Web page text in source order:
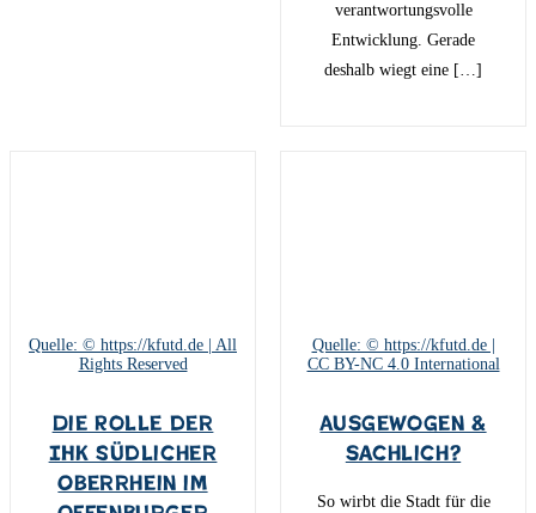
verantwortungsvolle
Entwicklung. Gerade
deshalb wiegt eine […]
Quelle: © https://kfutd.de | All
Rights Reserved
Die Rolle der
IHK Südlicher
Oberrhein im
Quelle: © https://kfutd.de |
CC BY-NC 4.0 International
Ausgewogen &
sachlich?
So wirbt die Stadt für die